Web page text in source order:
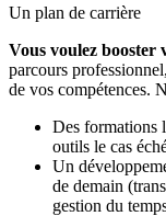
Un plan de carrière
Vous voulez booster
parcours
de vos compétences.
Des formations
outils le cas
Un
de demain
gestion du